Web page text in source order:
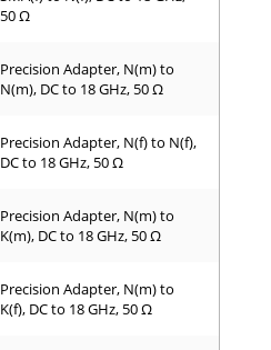
50 Ω
Precision Adapter, N(m) to
N(m), DC to 18 GHz, 50 Ω
Precision Adapter, N(f) to N(f),
DC to 18 GHz, 50 Ω
Precision Adapter, N(m) to
K(m), DC to 18 GHz, 50 Ω
Precision Adapter, N(m) to
K(f), DC to 18 GHz, 50 Ω